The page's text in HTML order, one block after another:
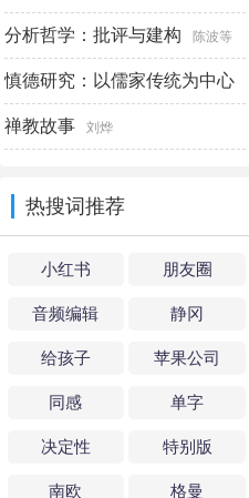
分析哲学：批评与建构 陈波等
慎德研究：以儒家传统为中心
郝玉明
禅教故事 刘烨
热搜词推荐
小红书 朋友圈
音频编辑 静冈
给孩子 苹果公司
同感 单字
决定性 特别版
南欧 格曼